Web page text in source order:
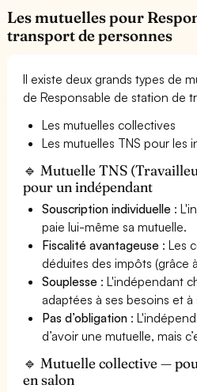
Les mutuelles pour
transport de personnes
Il existe deux grands types de
de Responsable de station de
Les mutuelles collectives
Les mutuelles TNS pour les
🔹 Mutuelle TNS
pour un indépendant
Souscription individuelle :
paie lui-même sa mutuelle.
Fiscalité avantageuse : Les
déduites des impôts (grâce
Souplesse : L'indépendant
adaptées à ses besoins et
Pas d’obligation :
d’avoir une mutuelle, mais
🔹 Mutuelle collective —
en salon